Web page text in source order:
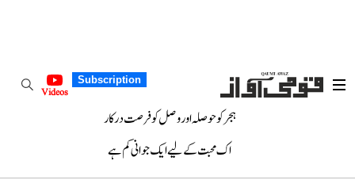
Subscription
Videos
ہجر کو حوصلہ اور وصل کو فرصت درکار
اک محبت کے لیے ایک جوانی کم ہے